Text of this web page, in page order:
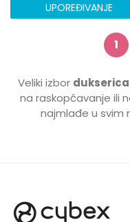
UPOREĐIVANJE
1
Veliki izbor
na raskopčavanje ili
najmlađe u svim